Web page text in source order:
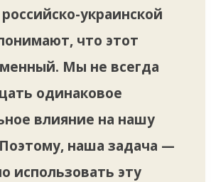
украинской
что этот
Мы не всегда
одинаковое
влияние на нашу
наша задача —
использовать эту